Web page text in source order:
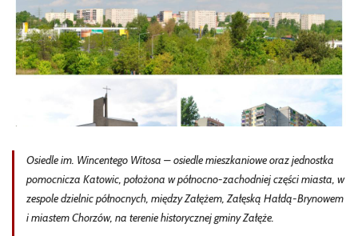
Osiedle im. Wincentego Witosa – osiedle mieszkaniowe oraz jednostka
pomocnicza Katowic, położona w północno-zachodniej części miasta, w
zespole dzielnic północnych, między Załężem, Załęską Hałdą-Brynowem
i miastem Chorzów, na terenie historycznej gminy Załęże.